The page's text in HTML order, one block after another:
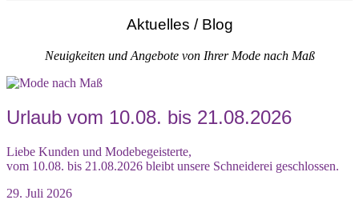
Aktuelles / Blog
Neuigkeiten und Angebote von Ihrer Mode nach Maß
Urlaub vom 10.08. bis 21.08.2026
Liebe Kunden und Modebegeisterte,
vom 10.08. bis 21.08.2026 bleibt unsere Schneiderei geschlossen.
29. Juli 2026